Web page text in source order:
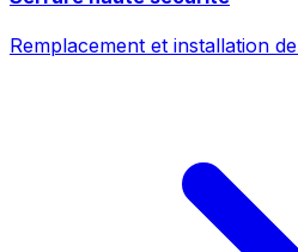
Remplacement et installation